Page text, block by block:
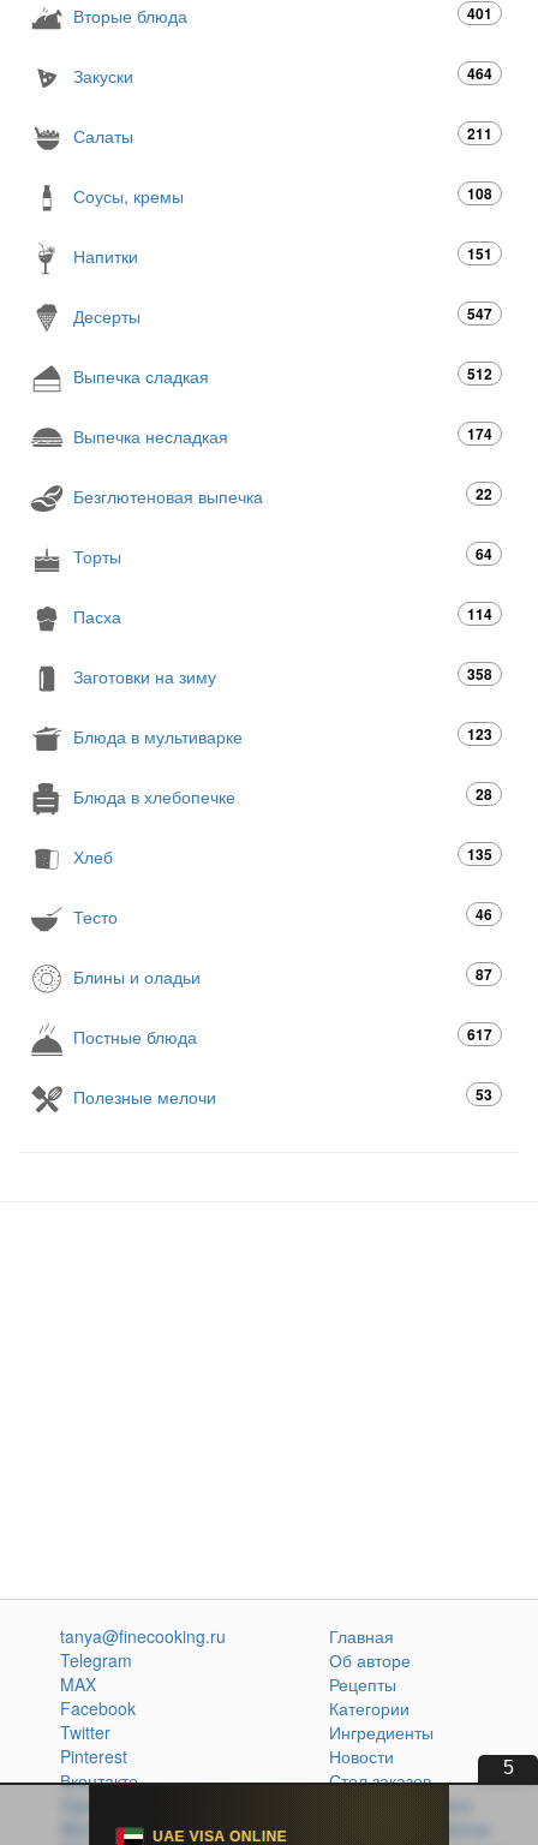
Вторые блюда 401
Закуски 464
Салаты 211
Соусы, кремы 108
Напитки 151
Десерты 547
Выпечка сладкая 512
Выпечка несладкая 174
Безглютеновая выпечка 22
Торты 64
Пасха 114
Заготовки на зиму 358
Блюда в мультиварке 123
Блюда в хлебопечке 28
Хлеб 135
Тесто 46
Блины и оладьи 87
Постные блюда 617
Полезные мелочи 53
5
tanya@finecooking.ru
Telegram
MAX
Facebook
Twitter
Pinterest
Вконтакте
Одноклассники
Главная
Об авторе
Рецепты
Категории
Ингредиенты
Новости
Стол заказов
Кулинарная книга
Политика обработки